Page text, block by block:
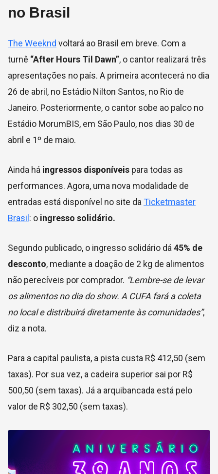
no Brasil
The Weeknd voltará ao Brasil em breve. Com a
turnê “After Hours Til Dawn”, o cantor realizará três
apresentações no país. A primeira acontecerá no dia
26 de abril, no Estádio Nilton Santos, no Rio de
Janeiro. Posteriormente, o cantor sobe ao palco no
Estádio MorumBIS, em São Paulo, nos dias 30 de
abril e 1º de maio.
Ainda há ingressos disponíveis para todas as
performances. Agora, uma nova modalidade de
entradas está disponível no site da Ticketmaster
Brasil: o ingresso solidário.
Segundo publicado, o ingresso solidário dá 45% de
desconto, mediante a doação de 2 kg de alimentos
não perecíveis por comprador. “Lembre-se de levar
os alimentos no dia do show. A CUFA fará a coleta
no local e distribuirá diretamente às comunidades”,
diz a nota.
Para a capital paulista, a pista custa R$ 412,50 (sem
taxas). Por sua vez, a cadeira superior sai por R$
500,50 (sem taxas). Já a arquibancada está pelo
valor de R$ 302,50 (sem taxas).